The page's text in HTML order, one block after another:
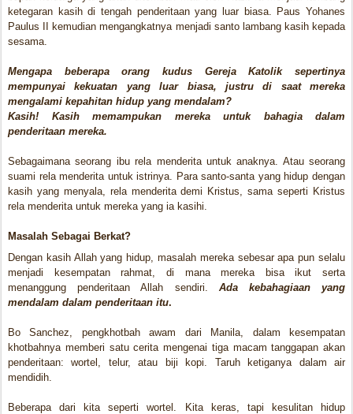
ketegaran kasih di tengah penderitaan yang luar biasa. Paus Yohanes
Paulus II kemudian mengangkatnya menjadi santo lambang kasih kepada
sesama.
Mengapa beberapa orang kudus Gereja Katolik sepertinya
mempunyai kekuatan yang luar biasa, justru di saat mereka
mengalami kepahitan hidup yang mendalam?
Kasih! Kasih memampukan mereka untuk bahagia dalam
penderitaan mereka.
Sebagaimana seorang ibu rela menderita untuk anaknya. Atau seorang
suami rela menderita untuk istrinya. Para santo-santa yang hidup dengan
kasih yang menyala, rela menderita demi Kristus, sama seperti Kristus
rela menderita untuk mereka yang ia kasihi.
Masalah Sebagai Berkat?
Dengan kasih Allah yang hidup, masalah mereka sebesar apa pun selalu
menjadi kesempatan rahmat, di mana mereka bisa ikut serta
menanggung penderitaan Allah sendiri. Ada kebahagiaan yang
mendalam dalam penderitaan itu.
Bo Sanchez, pengkhotbah awam dari Manila, dalam kesempatan
khotbahnya memberi satu cerita mengenai tiga macam tanggapan akan
penderitaan: wortel, telur, atau biji kopi. Taruh ketiganya dalam air
mendidih.
Beberapa dari kita seperti wortel. Kita keras, tapi kesulitan hidup